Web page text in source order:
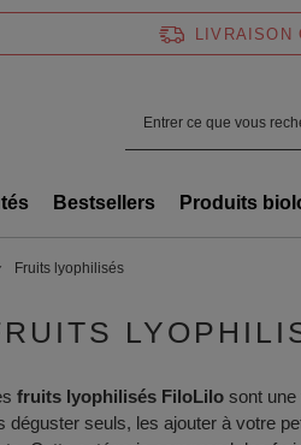
LIVRAISON
Bestsellers Produits
Fruits lyophilisés
fruits lyophilisés FiloLilo sont une
déguster seuls, les ajouter à votre